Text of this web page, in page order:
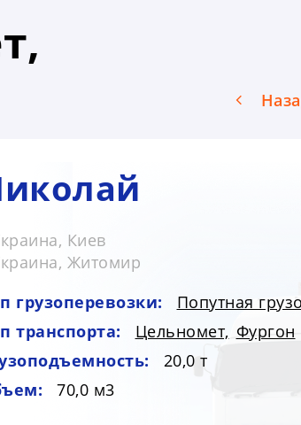
Киев
Житомир
грузоперевозки:
Попутная
транспорта:
Цельномет, Фургон
20,0 т
70,0 м3